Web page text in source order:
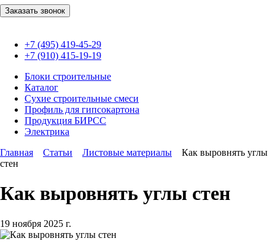
Заказать звонок
+7 (495) 419-45-29
+7 (910) 415-19-19
Блоки строительные
Каталог
Сухие строительные смеси
Профиль для гипсокартона
Продукция БИРСС
Электрика
Главная
Статьи Листовые материалы
Как выровнять углы
стен
Как выровнять углы стен
19 ноября 2025 г.